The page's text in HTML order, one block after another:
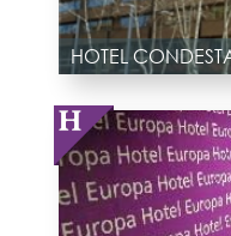
HOTEL